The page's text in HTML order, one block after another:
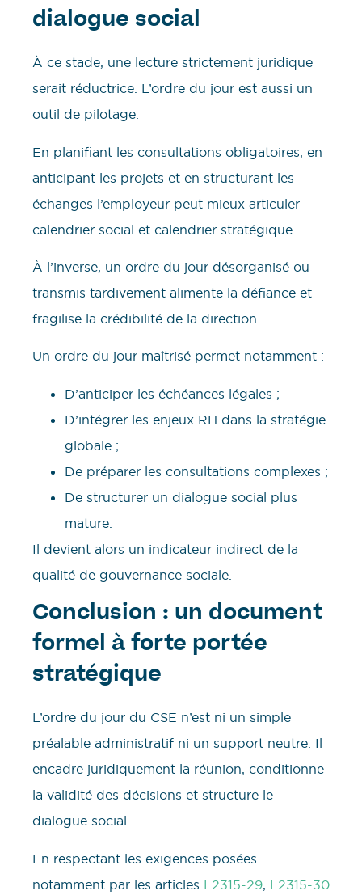
dialogue social
À ce stade, une lecture strictement juridique
serait réductrice. L’ordre du jour est aussi un
outil de pilotage.
En planifiant les consultations obligatoires, en
anticipant les projets et en structurant les
échanges l’employeur peut mieux articuler
calendrier social et calendrier stratégique.
À l’inverse, un ordre du jour désorganisé ou
transmis tardivement alimente la défiance et
fragilise la crédibilité de la direction.
Un ordre du jour maîtrisé permet notamment :
D’anticiper les échéances légales ;
D’intégrer les enjeux RH dans la stratégie
globale ;
De préparer les consultations complexes ;
De structurer un dialogue social plus
mature.
Il devient alors un indicateur indirect de la
qualité de gouvernance sociale.
Conclusion : un document
formel à forte portée
stratégique
L’ordre du jour du CSE n’est ni un simple
préalable administratif ni un support neutre. Il
encadre juridiquement la réunion, conditionne
la validité des décisions et structure le
dialogue social.
En respectant les exigences posées
notamment par les articles L2315-29, L2315-30